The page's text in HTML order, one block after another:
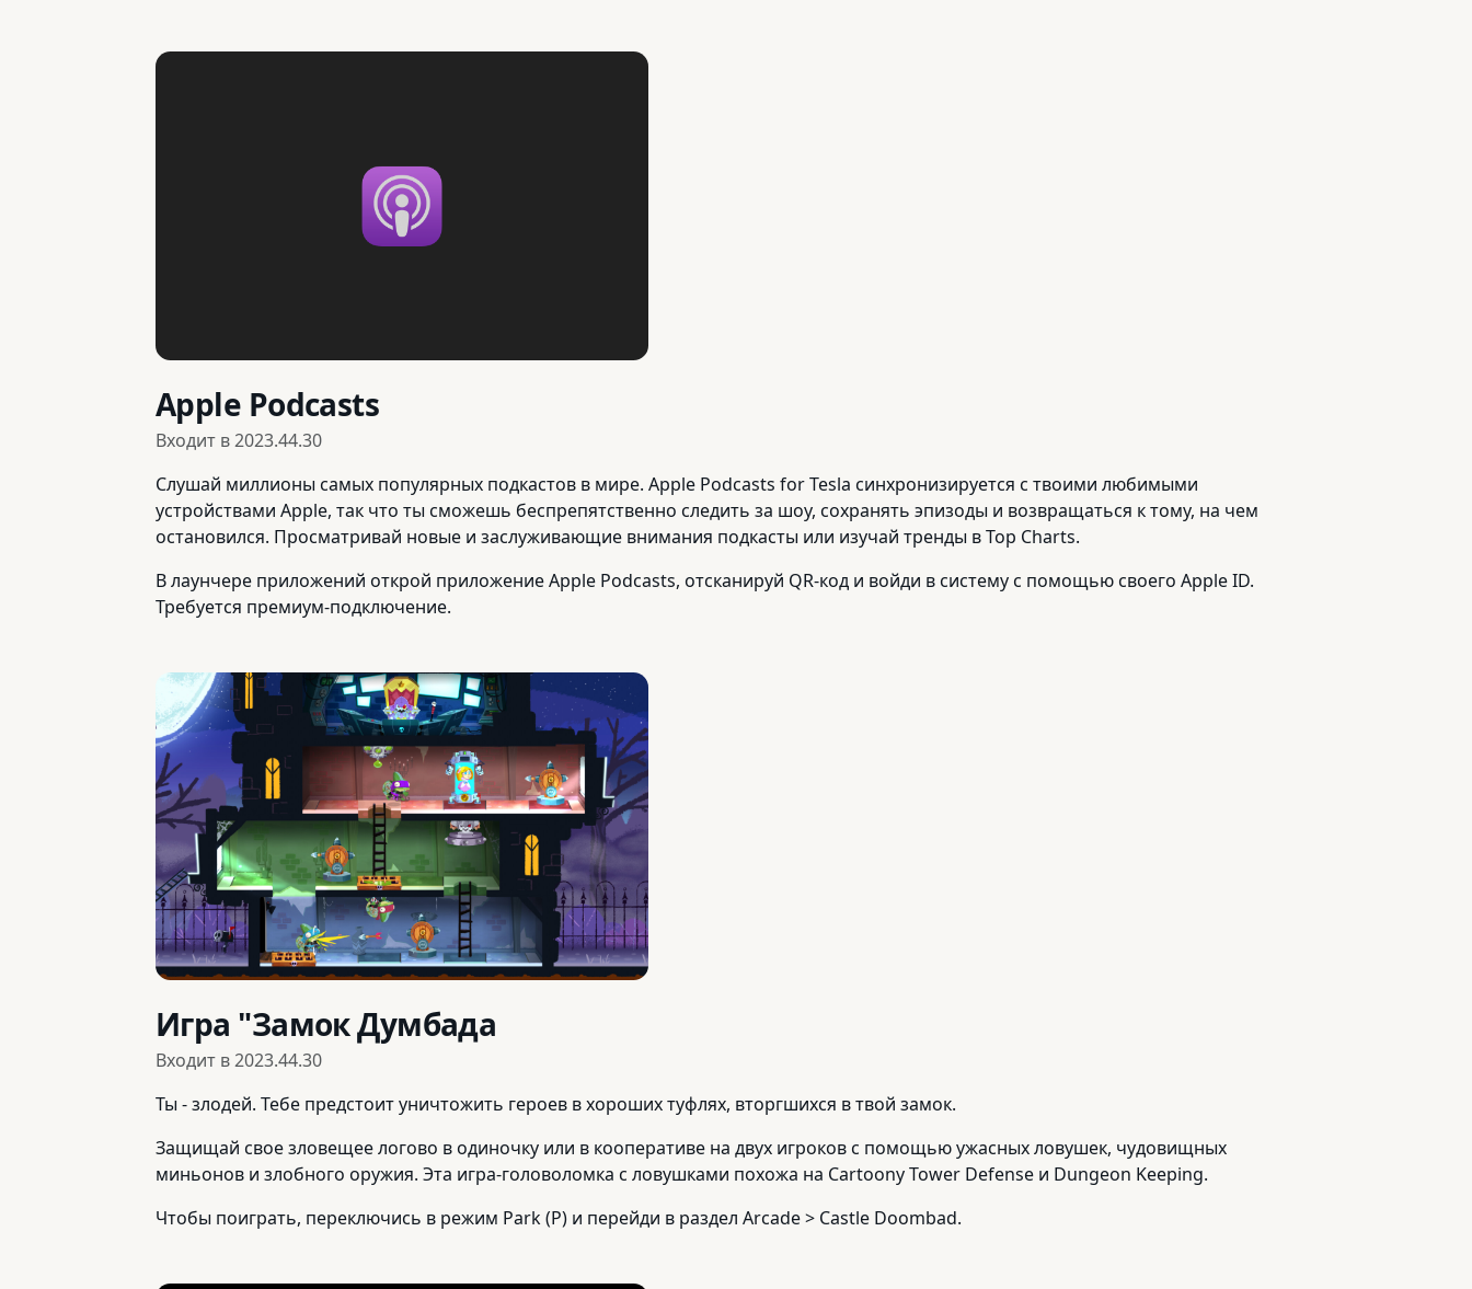
Apple Podcasts
Входит в2023.44.30
Слушай миллионы самых популярных подкастов в мире. Apple Podcasts for Tesla синхронизируется с твоими любимыми
устройствами Apple, так что ты сможешь беспрепятственно следить за шоу, сохранять эпизоды и возвращаться к тому, на чем
остановился. Просматривай новые и заслуживающие внимания подкасты или изучай тренды в Top Charts.
В лаунчере приложений открой приложение Apple Podcasts, отсканируй QR-код и войди в систему с помощью своего Apple ID.
Требуется премиум-подключение.
Игра "Замок Думбада
Входит в2023.44.30
Ты - злодей. Тебе предстоит уничтожить героев в хороших туфлях, вторгшихся в твой замок.
Защищай свое зловещее логово в одиночку или в кооперативе на двух игроков с помощью ужасных ловушек, чудовищных
миньонов и злобного оружия. Эта игра-головоломка с ловушками похожа на Cartoony Tower Defense и Dungeon Keeping.
Чтобы поиграть, переключись в режим Park (P) и перейди в раздел Arcade > Castle Doombad.